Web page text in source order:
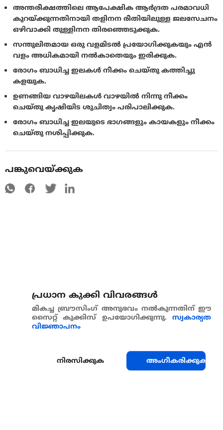
അന്തരീക്ഷത്തിലെ ആപേക്ഷിക ആര്‍ദ്രത പരമാവധി
കുറയ്ക്കുന്നതിനായി തളിനന രീതിയിലുള്ള ജലസേചനം
ഒഴിവാക്കി തുള്ളിനന തിരഞ്ഞെടുക്കുക.
സന്തുലിതമായ ഒരു വളമിടല്‍ പ്രയോഗിക്കുകയും എന്‍
വളം അധികമായി നല്‍കാതെയും ഇരിക്കുക.
രോഗം ബാധിച്ച ഇലകള്‍ നീക്കം ചെയ്തു കത്തിച്ചു
കളയുക.
ഉണങ്ങിയ വാഴയിലകള്‍ വാഴയില്‍ നിന്നു നീക്കം
ചെയ്തു കൃഷിയിട ശുചിത്വം പരിപാലിക്കുക.
രോഗം ബാധിച്ച ഇലയുടെ ഭാഗങ്ങളും കായകളും നീക്കം
ചെയ്തു നശിപ്പിക്കുക.
പങ്കുവെയ്ക്കുക
പ്രധാന കുക്കി വിവരങ്ങള്‍
മികച്ച ബ്രൗസിംഗ് അനുഭവം നൽകുന്നതിന് ഈ
സൈറ്റ് കുക്കിസ് ഉപയോഗിക്കുന്നു. സ്വകാര്യത
വിജ്ഞാപനം
നിരസിക്കുക അംഗീകരിക്കുക